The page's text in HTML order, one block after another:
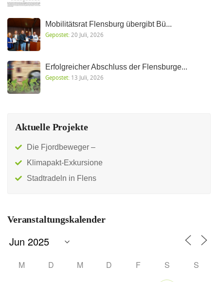
Mobilitätsrat Flensburg übergibt Bü...
Gepostet:20 Juli, 2026
Erfolgreicher Abschluss der Flensburge...
Gepostet: 13 Juli, 2026
Aktuelle Projekte
Die Fjordbeweger –
Klimapakt-Exkursione
Stadtradeln in Flens
Veranstaltungskalender
M D M D F S S